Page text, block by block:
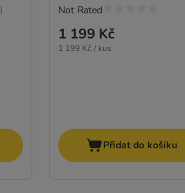
)
1 199 Kč
1 199 Kč / kus
Not Rated
Přidat do košíku